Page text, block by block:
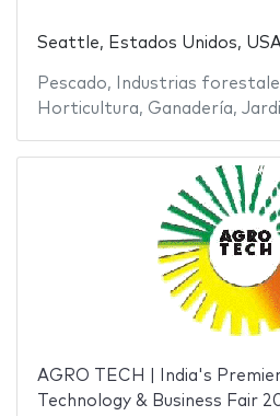
Seattle, Estados Unidos,
Pescado, Industrias
Horticultura, Ganadería,
AGRO TECH | India's
Technology & Business Fair